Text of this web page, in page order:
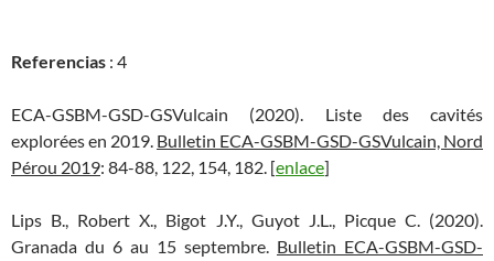
Referencias : 4
ECA-GSBM-GSD-GSVulcain (2020). Liste des cavités
explorées en 2019. Bulletin ECA-GSBM-GSD-GSVulcain, Nord
Pérou 2019: 84-88, 122, 154, 182. [enlace]
Lips B., Robert X., Bigot J.Y., Guyot J.L., Picque C. (2020).
Granada du 6 au 15 septembre. Bulletin ECA-GSBM-GSD-